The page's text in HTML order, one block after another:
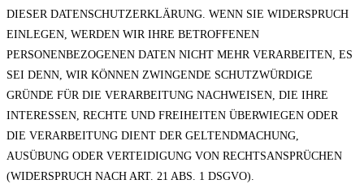
DIESER DATENSCHUTZERKLÄRUNG. WENN SIE WIDERSPRUCH
EINLEGEN, WERDEN WIR IHRE BETROFFENEN
PERSONENBEZOGENEN DATEN NICHT MEHR VERARBEITEN, ES
SEI DENN, WIR KÖNNEN ZWINGENDE SCHUTZWÜRDIGE
GRÜNDE FÜR DIE VERARBEITUNG NACHWEISEN, DIE IHRE
INTERESSEN, RECHTE UND FREIHEITEN ÜBERWIEGEN ODER
DIE VERARBEITUNG DIENT DER GELTENDMACHUNG,
AUSÜBUNG ODER VERTEIDIGUNG VON RECHTSANSPRÜCHEN
(WIDERSPRUCH NACH ART. 21 ABS. 1 DSGVO).